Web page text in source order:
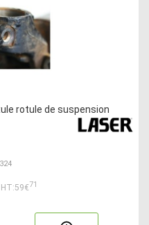
rotule de suspension
HT:59€71